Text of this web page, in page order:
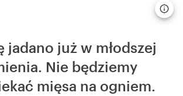
jadano już w młodszej
Nie będziemy
mięsa na ogniem.